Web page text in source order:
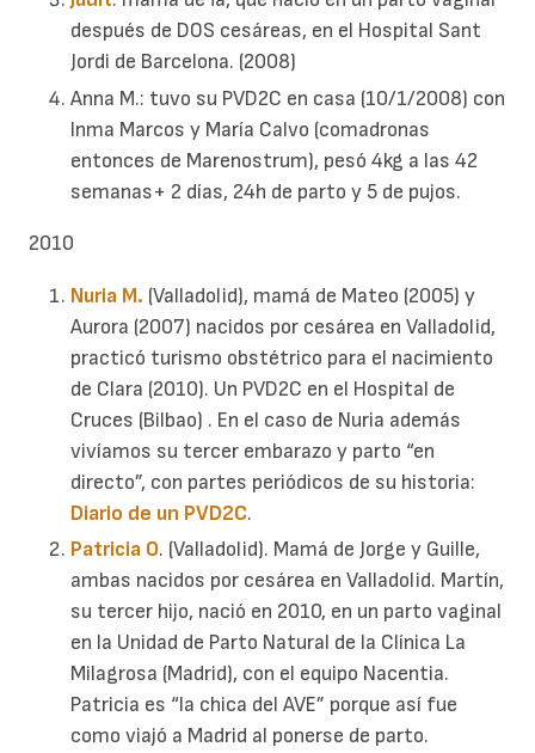
después de DOS cesáreas, en el Hospital Sant
Jordi de Barcelona. (2008)
Anna M.: tuvo su PVD2C en casa (10/1/2008) con
Inma Marcos y María Calvo (comadronas
entonces de Marenostrum), pesó 4kg a las 42
semanas+ 2 días, 24h de parto y 5 de pujos.
2010
Nuria M. (Valladolid), mamá de Mateo (2005) y
Aurora (2007) nacidos por cesárea en Valladolid,
practicó turismo obstétrico para el nacimiento
de Clara (2010). Un PVD2C en el Hospital de
Cruces (Bilbao) . En el caso de Nuria además
vivíamos su tercer embarazo y parto “en
directo”, con partes periódicos de su historia:
Diario de un PVD2C.
Patricia O. (Valladolid). Mamá de Jorge y Guille,
ambas nacidos por cesárea en Valladolid. Martín,
su tercer hijo, nació en 2010, en un parto vaginal
en la Unidad de Parto Natural de la Clínica La
Milagrosa (Madrid), con el equipo Nacentia.
Patricia es “la chica del AVE” porque así fue
como viajó a Madrid al ponerse de parto.